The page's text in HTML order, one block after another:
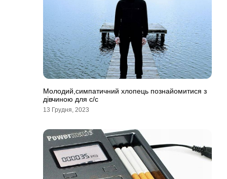
Молодий,симпатичний хлопець познайомитися з
дівчиною для с/с
13 Грудня, 2023